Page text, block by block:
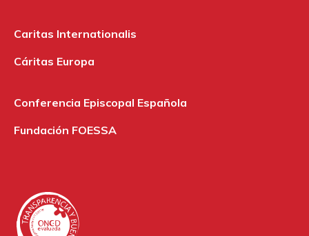
Caritas Internationalis
Cáritas Europa
Conferencia Episcopal Española
Fundación FOESSA